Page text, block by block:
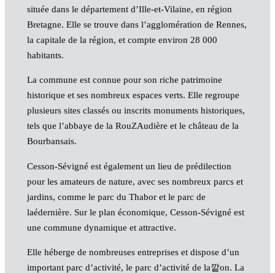
située dans le département d’Ille-et-Vilaine, en région
Bretagne. Elle se trouve dans l’agglomération de Rennes,
la capitale de la région, et compte environ 28 000
habitants.
La commune est connue pour son riche patrimoine
historique et ses nombreux espaces verts. Elle regroupe
plusieurs sites classés ou inscrits monuments historiques,
tels que l’abbaye de la RouZAudière et le château de la
Bourbansais.
Cesson-Sévigné est également un lieu de prédilection
pour les amateurs de nature, avec ses nombreux parcs et
jardins, comme le parc du Thabor et le parc de
laédernière. Sur le plan économique, Cesson-Sévigné est
une commune dynamique et attractive.
Elle héberge de nombreuses entreprises et dispose d’un
important parc d’activité, le parc d’activité de la깥on. La